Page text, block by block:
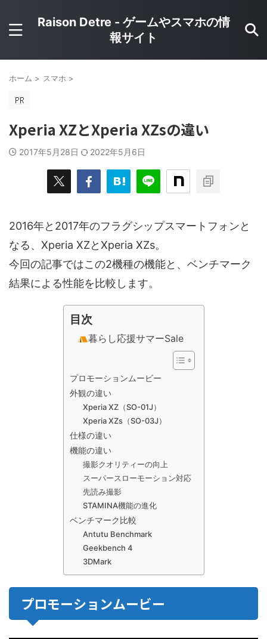
Raison Detre - ゲームやスマホの情
報サイト
ホーム > スマホ >
Xperia XZとXperia XZsの違い
2017年5月28日 2022年5月6日
2016年と2017年のフラグシップスマートフォンと
なる、Xperia XZとXperia XZs。
今回の記事ではこの2機種の機能と、ベンチマーク
結果による性能を比較します。
目次
暮らし応援サマーSale
プロモーションムービー
外観の違い
Xperia XZ（SO-01J）
Xperia XZs（SO-03J）
仕様の違い
機能の違い
撮影クオリティーの向上
スーパースローモーション対応
先読み撮影
STAMINA機能の進化
ベンチマーク比較
Antutu Benchmark
Geekbench 4
3DMark
プロモーションムービー